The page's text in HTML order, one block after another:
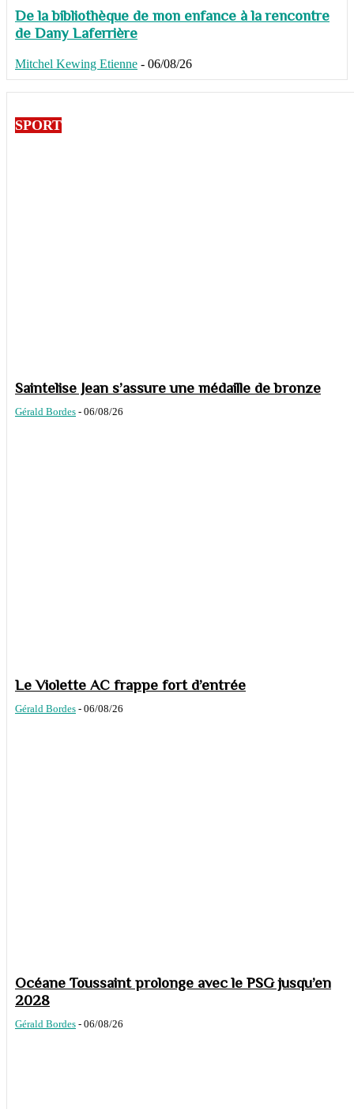
De la bibliothèque de mon enfance à la rencontre
de Dany Laferrière
Mitchel Kewing Etienne - 06/08/26
SPORT
Saintelise Jean s’assure une médaille de bronze
Gérald Bordes - 06/08/26
Le Violette AC frappe fort d’entrée
Gérald Bordes - 06/08/26
Océane Toussaint prolonge avec le PSG jusqu’en
2028
Gérald Bordes - 06/08/26